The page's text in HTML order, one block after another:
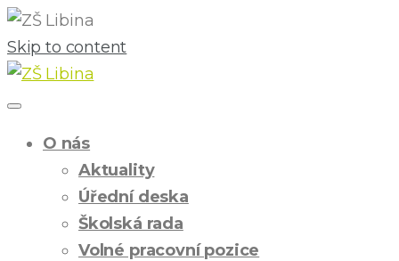
Skip to content
O nás
Aktuality
Úřední deska
Školská rada
Volné pracovní pozice